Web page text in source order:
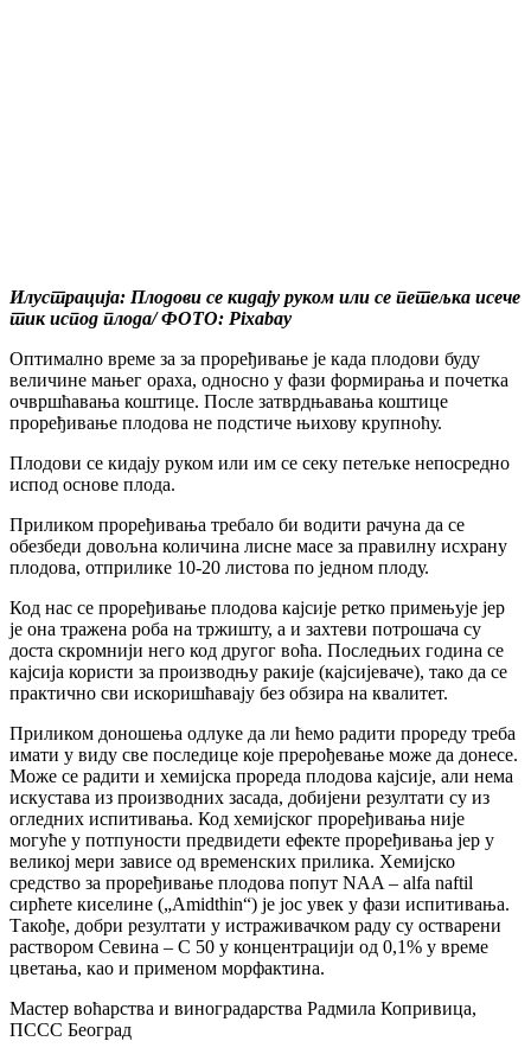
Илустрација: Плодови се кидају руком или се петељка исече
тик испод плода/ ФОТО: Pixabay
Оптимално време за за проређивање је када плодови буду
величине мањег ораха, односно у фази формирања и почетка
очвршћавања коштице. После затврдњавања коштице
проређивање плодова не подстиче њихову крупноћу.
Плодови се кидају руком или им се секу петељке непосредно
испод основе плода.
Приликом проређивања требало би водити рачуна да се
обезбеди довољна количина лисне масе за правилну исхрану
плодова, отприлике 10-20 листова по једном плоду.
Код нас се проређивање плодова кајсије ретко примењује јер
је она тражена роба на тржишту, а и захтеви потрошача су
доста скромнији него код другог воћа. Последњих година се
кајсија користи за производњу ракије (кајсијеваче), тако да се
практично сви искоришћавају без обзира на квалитет.
Приликом доношења одлуке да ли ћемо радити прореду треба
имати у виду све последице које прерођевање може да донесе.
Може се радити и хемијска прореда плодова кајсије, али нема
искустава из производних засада, добијени резултати су из
огледних испитивања. Код хемијског проређивања није
могуће у потпуности предвидети ефекте проређивања јер у
великој мери зависе од временских прилика. Хемијско
средство за проређивање плодова попут NAA – alfa naftil
сирћете киселине („Amidthin“) је јос увек у фази испитивања.
Такође, добри резултати у истраживачком раду су остварени
раствором Севина – С 50 у концентрацији од 0,1% у време
цветања, као и применом морфактина.
Мастер воћарства и виноградарства Радмила Копривица,
ПССС Београд